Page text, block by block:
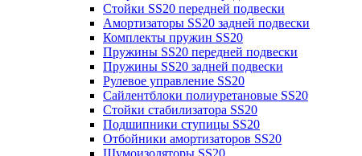
Стойки SS20 передней подвески
Амортизаторы SS20 задней подвески
Комплекты пружин SS20
Пружины SS20 передней подвески
Пружины SS20 задней подвески
Рулевое управление SS20
Сайлентблоки полиуретановые SS20
Стойки стабилизатора SS20
Подшипники ступицы SS20
Отбойники амортизаторов SS20
Шумоизоляторы SS20